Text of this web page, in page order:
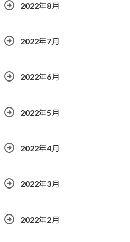
2022年8月
2022年7月
2022年6月
2022年5月
2022年4月
2022年3月
2022年2月